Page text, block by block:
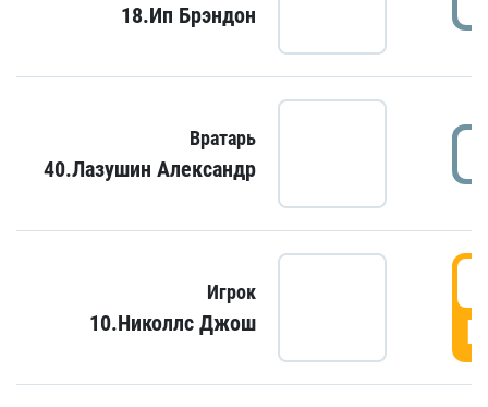
18.Ип Брэндон
Вратарь
40.Лазушин Александр
Игрок
10.Николлс Джош